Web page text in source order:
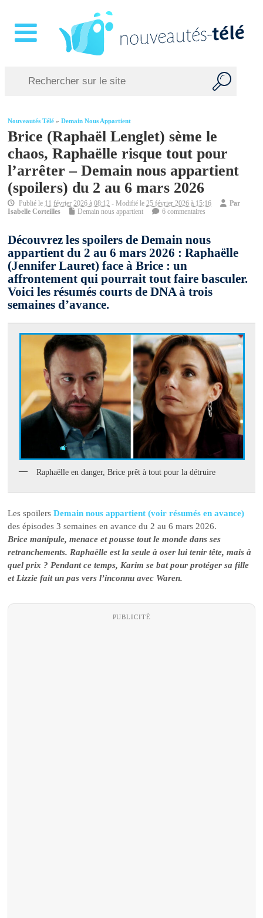
Nouveautés Télé »Demain Nous Appartient
Brice (Raphaël Lenglet) sème le
chaos, Raphaëlle risque tout pour
l’arrêter – Demain nous appartient
(spoilers) du 2 au 6 mars 2026
Publié le 11 février 2026 à 08:12 - Modifié le25 février 2026 à 15:16
Par
Isabelle Corteilles
Demain nous appartient 6 commentaires
Découvrez les spoilers de Demain nous
appartient du 2 au 6 mars 2026 : Raphaëlle
(Jennifer Lauret) face à Brice : un
affrontement qui pourrait tout faire basculer.
Voici les résumés courts de DNA à trois
semaines d’avance.
Raphaëlle en danger, Brice prêt à tout pour la détruire
Les spoilers Demain nous appartient (voir résumés en avance)
des épisodes 3 semaines en avance du 2 au 6 mars 2026.
Brice manipule, menace et pousse tout le monde dans ses
retranchements. Raphaëlle est la seule à oser lui tenir tête, mais à
quel prix ? Pendant ce temps, Karim se bat pour protéger sa fille
et Lizzie fait un pas vers l’inconnu avec Waren.
PUBLICITÉ